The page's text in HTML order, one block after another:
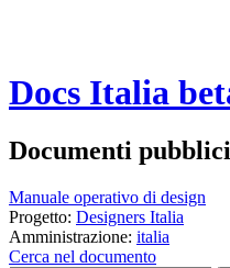
Docs Italia
Documenti
Manuale operativo di design
Progetto: Designers Italia
Amministrazione: italia
Cerca nel documento